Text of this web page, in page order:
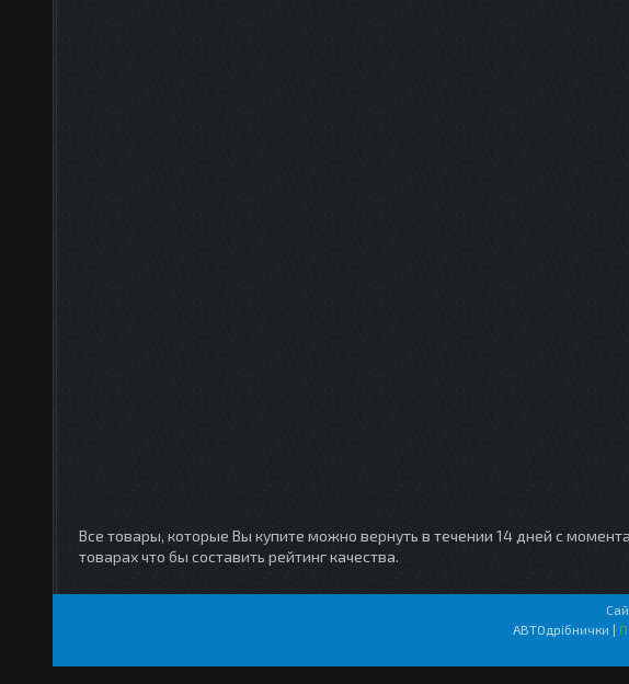
Все товары, которые Вы купите можно вернуть в течении 14 дней с
товарах что бы составить рейтинг качества.
АВТОдрібнички |